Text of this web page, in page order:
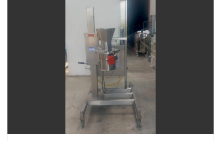
CANCELLA